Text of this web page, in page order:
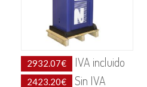
2932.07€ IVA incluido
2423.20€ Sin IVA